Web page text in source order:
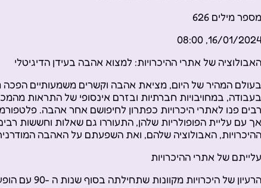
מספר מילים 626
16/01/2024, 08:00
האבולוציה של אתרי ההיכרויות: למצוא אהבה בעידן הדיגיטלי
בעולם המהיר של היום, מציאת אהבה וקשרים משמעותיים
בעבודה, במחויבויות חברתיות ובזרם אינסופי של התראות
רבים פנו לאתרי היכרויות כפתרון לחיפושם אחר אהבה.
אך עם עליית הפופולריות שלהן, התעוררו גם שאלות וחששות
ההיכרויות, האבולוציה שלהם, ואת השפעתם על האהבה
עלייתם של אתרי ההיכרויות